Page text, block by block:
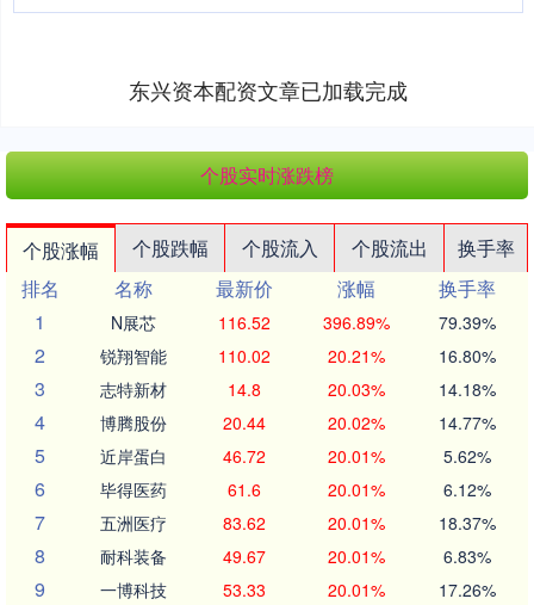
东兴资本配资文章已加载完成
个股实时涨跌榜
个股涨幅 个股跌幅 个股流入 个股流出
换手率
排名
名称 最新价 涨幅
换手率
1
N展芯 116.52 396.89% 79.39%
2 锐翔智能 110.02 20.21% 16.80%
3 志特新材 14.8 20.03% 14.18%
4 博腾股份 20.44 20.02% 14.77%
5 近岸蛋白 46.72 20.01% 5.62%
6 毕得医药 61.6 20.01% 6.12%
7 五洲医疗 83.62 20.01% 18.37%
8 耐科装备 49.67 20.01% 6.83%
9 一博科技 53.33 20.01% 17.26%